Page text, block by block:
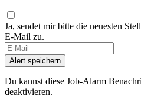
Ja, sendet mir bitte die neuesten
E-Mail zu.
Alert speichern
Du kannst diese Job-Alarm
deaktivieren.